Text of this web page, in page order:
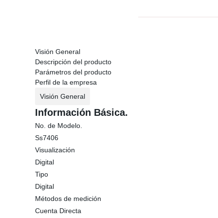
Visión General
Descripción del producto
Parámetros del producto
Perfil de la empresa
Visión General
Información Básica.
No. de Modelo.
Ss7406
Visualización
Digital
Tipo
Digital
Métodos de medición
Cuenta Directa